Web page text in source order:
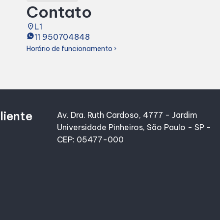
Contato
placeL1
11 950704848
Horário de funcionamento chevron_right
Av. Dra. Ruth Cardoso, 4777 - Jardim
Universidade Pinheiros, São Paulo - SP -
CEP: 05477-000